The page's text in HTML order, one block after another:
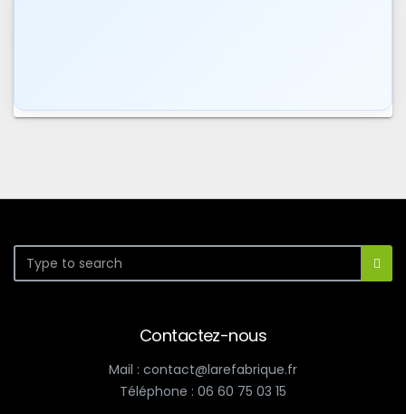
Contactez-nous
Mail : contact@larefabrique.fr
Téléphone : 06 60 75 03 15